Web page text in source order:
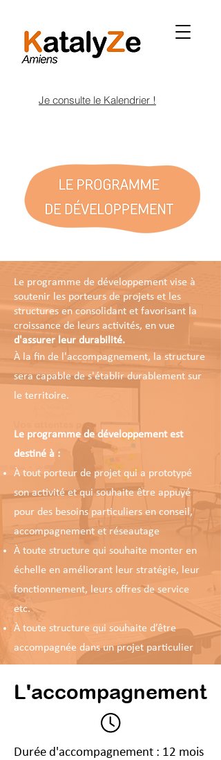
Je consulte le Kalendrier !
Le programme de développement vise à
soutenir les porteurs de projets et les
structures en consolidant et favorisant la
croissance de leurs activités, en vue
d'assurer leur durabilité.
À la fin de l'accompagnement, la structure
sera capable de s'établir durablement sur
le territoire.
Le programme de développement est
destiné à :
À tout porteur de projet qui a prototypé
son activité et qui souhaite être appuyé
pour des besoins particuliers en conseil,
accompagnement et réseautage
À toute structure qui souhaite monter en
échelle en améliorant leur stratégie, leur
fonctionnement, leurs offres de service
etc.
À toute structure qui souhaite d’être
accompagnée dans un projet particulier
L'accompagnement
Durée d'accompagnement : 12 mois